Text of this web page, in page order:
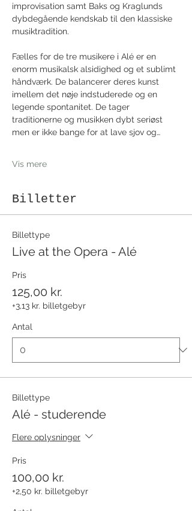
improvisation samt Baks og Kraglunds
dybdegående kendskab til den klassiske
musiktradition.
Fælles for de tre musikere i Alé er en
enorm musikalsk alsidighed og et sublimt
håndværk. De balancerer deres kunst
imellem det nøje indstuderede og en
legende spontanitet. De tager
traditionerne og musikken dybt seriøst
men er ikke bange for at lave sjov og…
Vis mere
Billetter
Billettype
Live at the Opera - Alé
Pris
125,00 kr.
+3,13 kr. billetgebyr
Antal
Billettype
Alé - studerende
Flere oplysninger
Pris
100,00 kr.
+2,50 kr. billetgebyr